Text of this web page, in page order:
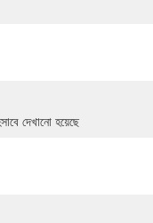
দেখানো হয়েছে